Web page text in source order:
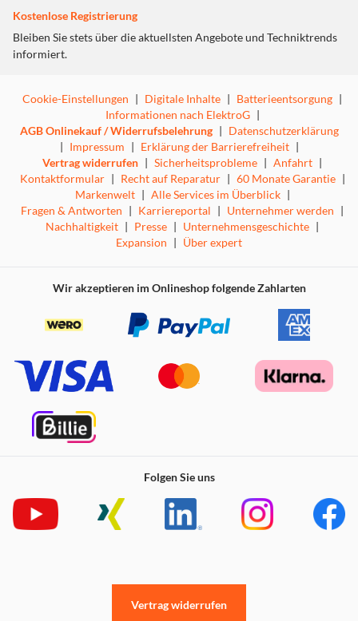
Kostenlose Registrierung
Bleiben Sie stets über die aktuellsten Angebote und Techniktrends
informiert.
Cookie-Einstellungen | Digitale Inhalte | Batterieentsorgung |
Informationen nach ElektroG |
AGB Onlinekauf / Widerrufsbelehrung | Datenschutzerklärung
| Impressum | Erklärung der Barrierefreiheit |
Vertrag widerrufen | Sicherheitsprobleme | Anfahrt |
Kontaktformular | Recht auf Reparatur | 60 Monate Garantie |
Markenwelt | Alle Services im Überblick |
Fragen & Antworten | Karriereportal | Unternehmer werden |
Nachhaltigkeit | Presse | Unternehmensgeschichte |
Expansion | Über expert
Wir akzeptieren im Onlineshop folgende Zahlarten
Folgen Sie uns
Vertrag widerrufen